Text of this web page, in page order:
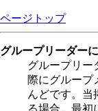
ページトップ
グループリーダー
グループリー
際にグループ
んどです。当